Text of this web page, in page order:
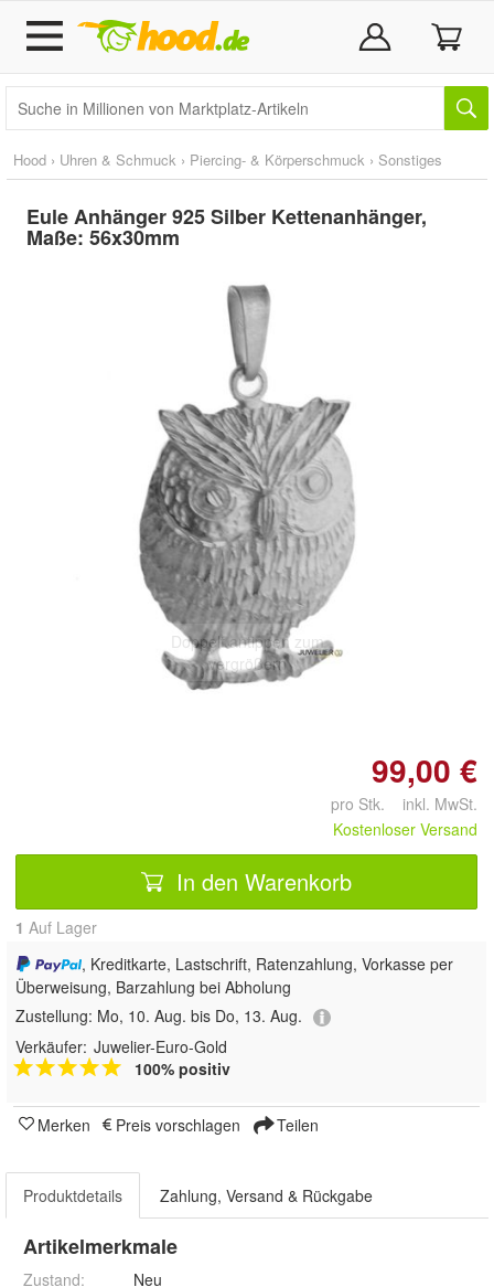
Hood › Uhren & Schmuck › Piercing- & Körperschmuck › Sonstiges
Eule Anhänger 925 Silber Kettenanhänger,
Maße: 56x30mm
Doppelt antippen zum
vergrößern
99,00 €
pro Stk. inkl. MwSt.
Kostenloser Versand
In den Warenkorb
1 Auf Lager
, Kreditkarte, Lastschrift, Ratenzahlung, Vorkasse per
Überweisung, Barzahlung bei Abholung
Zustellung: Mo, 10. Aug. bis Do, 13. Aug.
Verkäufer: Juwelier-Euro-Gold
100% positiv
Merken Preis vorschlagen Teilen
Produktdetails Zahlung, Versand & Rückgabe
Artikelmerkmale
Zustand:
Neu